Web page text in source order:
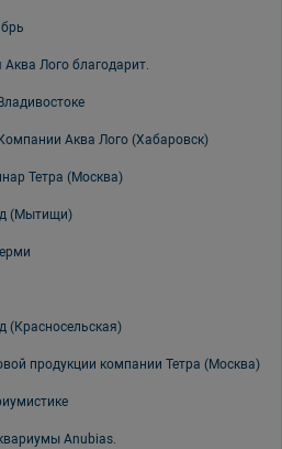
Лого благодарит.
Аква Лого (Хабаровск)
Тетра (Москва)
(Мытищи)
продукции компании Тетра (Москва)
Anubias.